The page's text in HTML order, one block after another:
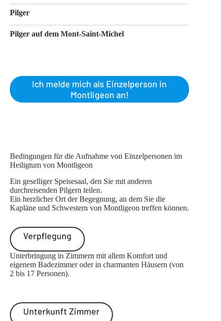
Pilger
Pilger auf dem Mont-Saint-Michel
Ich melde mich als Einzelperson in
Montligeon an!
Bedingungen für die Aufnahme von Einzelpersonen im
Heiligtum von Montligeon
Ein geselliger Speisesaal, den Sie mit anderen
durchreisenden Pilgern teilen.
Ein herzlicher Ort der Begegnung, an dem Sie die
Kapläne und Schwestern von Montligeon treffen können.
Verpflegung
Unterbringung in Zimmern mit allem Komfort und
eigenem Badezimmer oder in charmanten Häusern (von
2 bis 17 Personen).
Unterkunft Zimmer